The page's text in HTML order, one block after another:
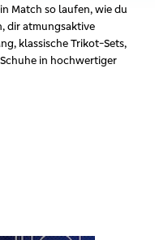
Match so laufen, wie du
dir atmungsaktive
klassische Trikot-Sets,
in hochwertiger